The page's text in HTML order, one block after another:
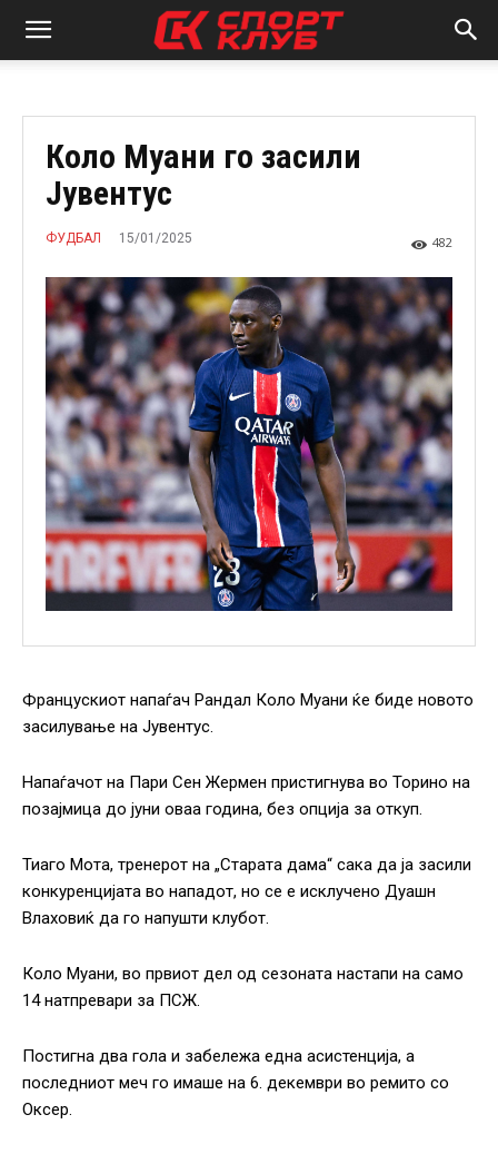
Коло Муани го засили
Јувентус
ФУДБАЛ 15/01/2025 482
Францускиот напаѓач Рандал Коло Муани ќе биде новото
засилување на Јувентус.
Напаѓачот на Пари Сен Жермен пристигнува во Торино на
позајмица до јуни оваа година, без опција за откуп.
Тиаго Мота, тренерот на „Старата дама“ сака да ја засили
конкуренцијата во нападот, но се е исклучено Дуашн
Влаховиќ да го напушти клубот.
Коло Муани, во првиот дел од сезоната настапи на само
14 натпревари за ПСЖ.
Постигна два гола и забележа една асистенција, а
последниот меч го имаше на 6. декември во ремито со
Оксер.